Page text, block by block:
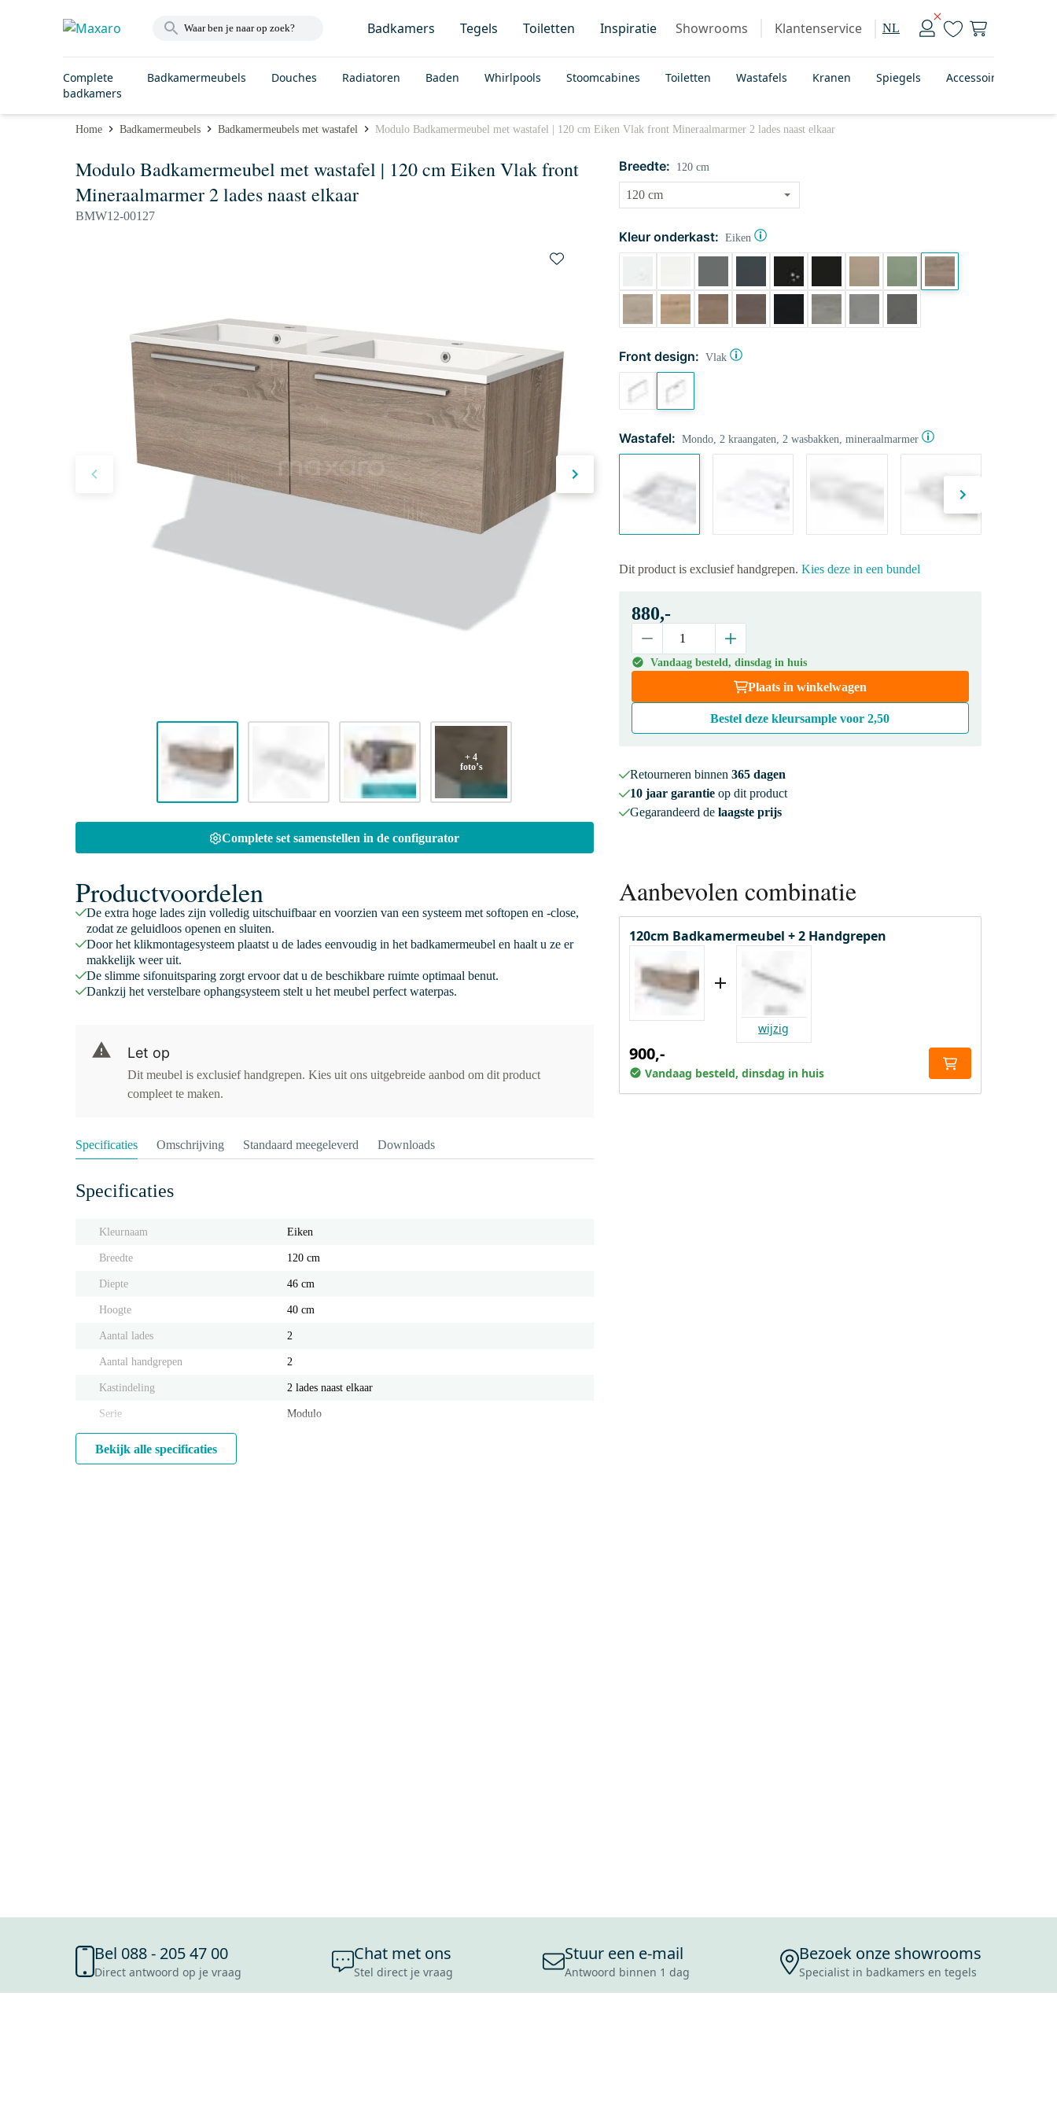
Badkamers Tegels Toiletten Inspiratie Showrooms Klantenservice NL
Complete
badkamers
Badkamermeubels Douches Radiatoren Baden Whirlpools Stoomcabines Toiletten Wastafels Kranen Spiegels Accessoires
Home Badkamermeubels Badkamermeubels met wastafel Modulo Badkamermeubel met wastafel | 120 cm Eiken Vlak front Mineraalmarmer 2 lades naast elkaar
Modulo Badkamermeubel met wastafel | 120 cm Eiken Vlak front
Mineraalmarmer 2 lades naast elkaar
BMW12-00127
+ 4
foto’s
Complete set samenstellen in de configurator
Dit product is exclusief handgrepen. Kies deze in een bundel
Breedte: 120 cm
Kleur onderkast: Eiken
Front design: Vlak
Wastafel: Mondo, 2 kraangaten, 2 wasbakken, mineraalmarmer
880,-
Vandaag besteld, dinsdag in huis
Plaats in winkelwagen
Bestel deze kleursample voor2,50
Retourneren binnen 365 dagen
10 jaar garantieop dit product
Gegarandeerd de laagste prijs
Productvoordelen
De extra hoge lades zijn volledig uitschuifbaar en voorzien van een systeem met softopen en -close,
zodat ze geluidloos openen en sluiten.
Door het klikmontagesysteem plaatst u de lades eenvoudig in het badkamermeubel en haalt u ze er
makkelijk weer uit.
De slimme sifonuitsparing zorgt ervoor dat u de beschikbare ruimte optimaal benut.
Dankzij het verstelbare ophangsysteem stelt u het meubel perfect waterpas.
Let op
Dit meubel is exclusief handgrepen. Kies uit ons uitgebreide aanbod om dit product
compleet te maken.
Specificaties Omschrijving Standaard meegeleverd Downloads
Specificaties
Kleurnaam Eiken
Breedte 120 cm
Diepte 46 cm
Hoogte 40 cm
Aantal lades 2
Aantal handgrepen 2
Kastindeling 2 lades naast elkaar
Serie Modulo
Bekijk alle specificaties
Aanbevolen combinatie
120cm Badkamermeubel + 2 Handgrepen
wijzig
900,-
Vandaag besteld, dinsdag in huis
Bel 088 - 205 47 00
Direct antwoord op je vraag
Chat met ons
Stel direct je vraag
Stuur een e-mail
Antwoord binnen 1 dag
Bezoek onze showrooms
Specialist in badkamers en tegels